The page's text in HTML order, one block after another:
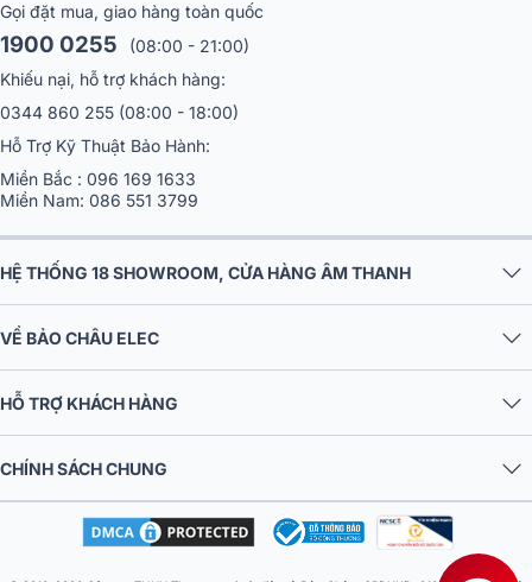
Gọi đặt mua, giao hàng toàn quốc
1900 0255
(08:00 - 21:00)
Khiếu nại, hỗ trợ khách hàng:
0344 860 255 (08:00 - 18:00)
Hỗ Trợ Kỹ Thuật Bảo Hành:
Miền Bắc : 096 169 1633
Miền Nam: 086 551 3799
HỆ THỐNG 18 SHOWROOM, CỬA HÀNG ÂM THANH
VỀ BẢO CHÂU ELEC
HỖ TRỢ KHÁCH HÀNG
CHÍNH SÁCH CHUNG